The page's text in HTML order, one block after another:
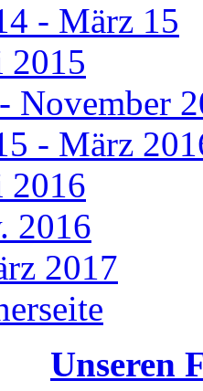
- März 15
November
- März
2016
2016
2017
Unseren